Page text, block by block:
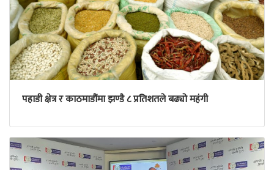
पहाडी क्षेत्र र काठमाडौंमा झण्डै ८ प्रतिशतले बढ्यो महंगी